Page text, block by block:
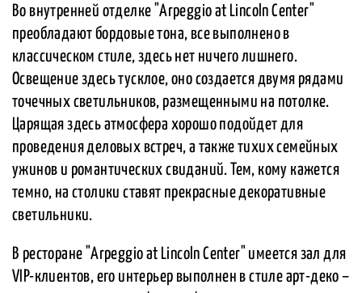
Во внутренней отделке "Arpeggio at Lincoln Center"
преобладают бордовые тона, все выполнено в
классическом стиле, здесь нет ничего лишнего.
Освещение здесь тусклое, оно создается двумя рядами
точечных светильников, размещенными на потолке.
Царящая здесь атмосфера хорошо подойдет для
проведения деловых встреч, а также тихих семейных
ужинов и романтических свиданий. Тем, кому кажется
темно, на столики ставят прекрасные декоративные
светильники.
В ресторане "Arpeggio at Lincoln Center" имеется зал для
VIP-клиентов, его интерьер выполнен в стиле арт-деко –